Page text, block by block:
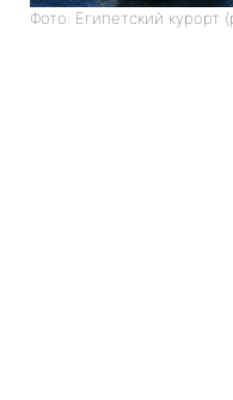
Фото: Египетский курорт